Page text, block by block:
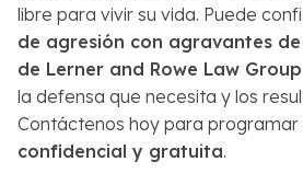
libre para vivir su vida. Puede
de agresión con agravantes
de Lerner and Rowe Law Group
la defensa que necesita y los
Contáctenos hoy para programar
confidencial y gratuita.